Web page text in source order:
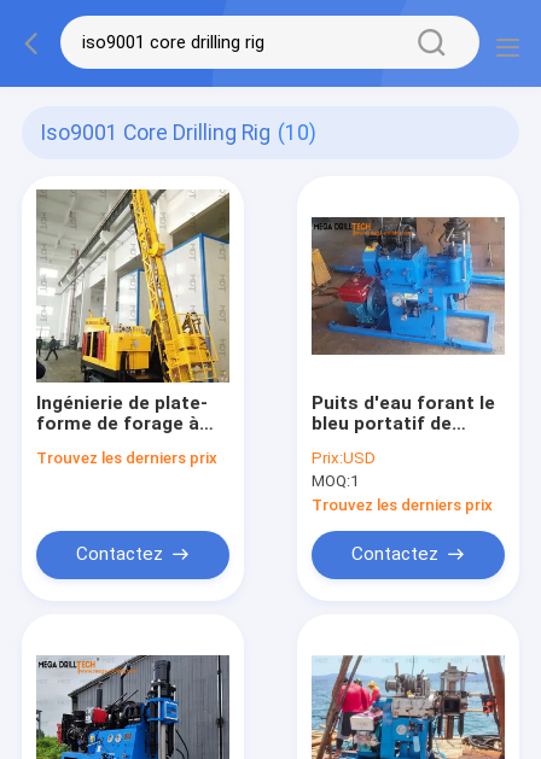
Iso9001 Core Drilling Rig (10)
Ingénierie de plate-
forme de forage à
certifiée ISO9001
Trouvez les derniers prix
Contactez
Puits d'eau forant le
bleu portatif de
Rig Small
Prix:USD
MOQ:1
Trouvez les derniers prix
Contactez